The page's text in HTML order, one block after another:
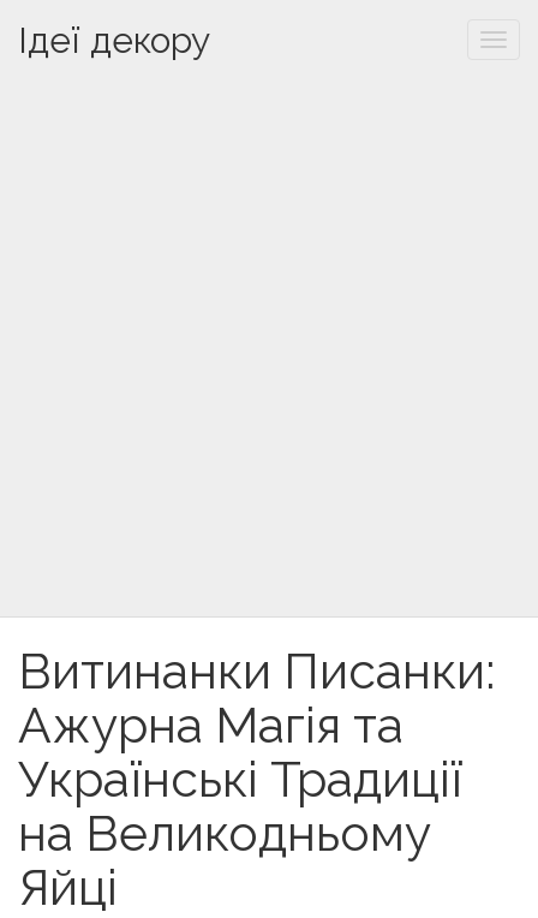
Ідеї декору
Витинанки Писанки:
Ажурна Магія та
Українські Традиції
на Великодньому
Яйці